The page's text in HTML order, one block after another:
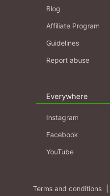
Blog
Affiliate Program
Guidelines
Report abuse
Everywhere
Instagram
Facebook
YouTube
Terms and conditions